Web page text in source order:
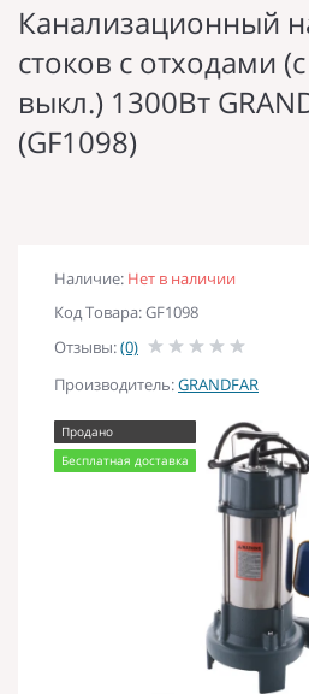
Канализационный
стоков с отходами
выкл.) 1300Вт
(GF1098)
Наличие: Нет в наличии
Код Товара: GF1098
Отзывы:(0)
Производитель:GRANDFAR
Продано
Бесплатная доставка